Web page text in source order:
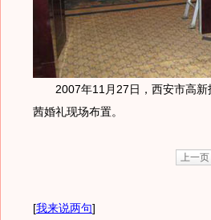
2007年11月27日，西安市高新
茜婚礼现场布置。
上一页
[我来说两句]